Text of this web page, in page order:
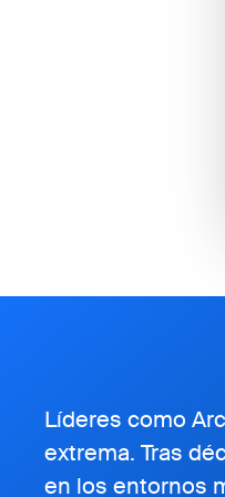
Líderes como
extrema. Tras
en los entornos